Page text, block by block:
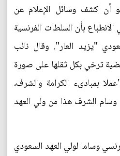
أن كشف وسائل الإعلام عن
بأن السلطات الفرنسية
"يزيد العار". وقال نائب
ترخي بكل ثقلها على صورة
بمبادىء الكرامة والشرف،
الشرف هذا من ولي العهد
وساما لولي العهد السعودي